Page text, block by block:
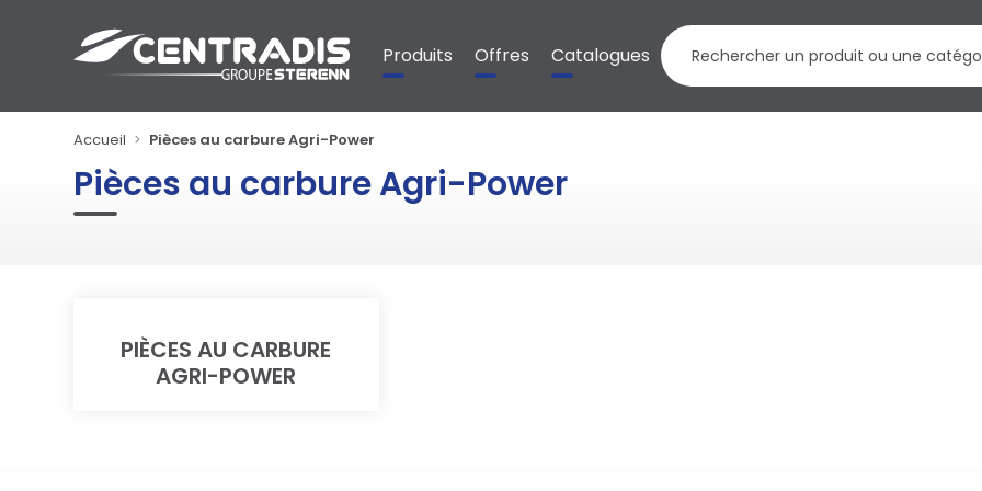
Produits Offres Catalogues
Accueil Pièces au carbure Agri-Power
Pièces au carbure Agri-Power
PIÈCES AU CARBURE
AGRI-POWER